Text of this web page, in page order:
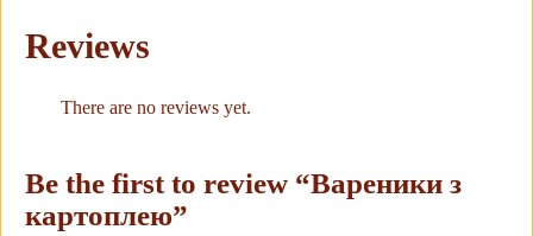
Reviews
There are no reviews yet.
Be the first to review “Вареники з
картоплею”